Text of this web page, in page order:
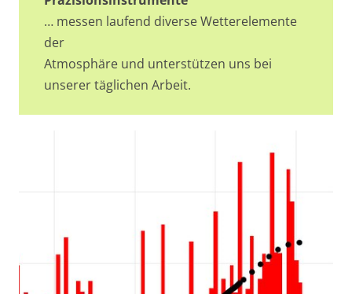
… messen laufend diverse Wetterelemente
der
Atmosphäre und unterstützen uns bei
unserer täglichen Arbeit.